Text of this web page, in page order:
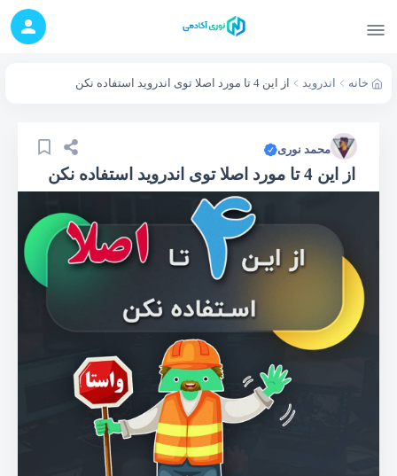
خانه اندروید از این 4 تا مورد اصلا توی اندروید استفاده نکن
محمد نوری
از این 4 تا مورد اصلا توی اندروید استفاده نکن